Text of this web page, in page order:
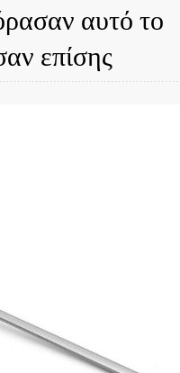
αυτό το
επίσης